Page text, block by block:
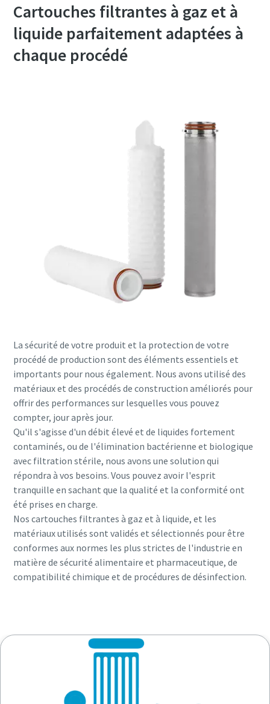
Cartouches filtrantes à gaz et à
liquide parfaitement adaptées à
chaque procédé
La sécurité de votre produit et la protection de votre
procédé de production sont des éléments essentiels et
importants pour nous également. Nous avons utilisé des
matériaux et des procédés de construction améliorés pour
offrir des performances sur lesquelles vous pouvez
compter, jour après jour.
Qu'il s'agisse d'un débit élevé et de liquides fortement
contaminés, ou de l'élimination bactérienne et biologique
avec filtration stérile, nous avons une solution qui
répondra à vos besoins. Vous pouvez avoir l'esprit
tranquille en sachant que la qualité et la conformité ont
été prises en charge.
Nos cartouches filtrantes à gaz et à liquide, et les
matériaux utilisés sont validés et sélectionnés pour être
conformes aux normes les plus strictes de l'industrie en
matière de sécurité alimentaire et pharmaceutique, de
compatibilité chimique et de procédures de désinfection.